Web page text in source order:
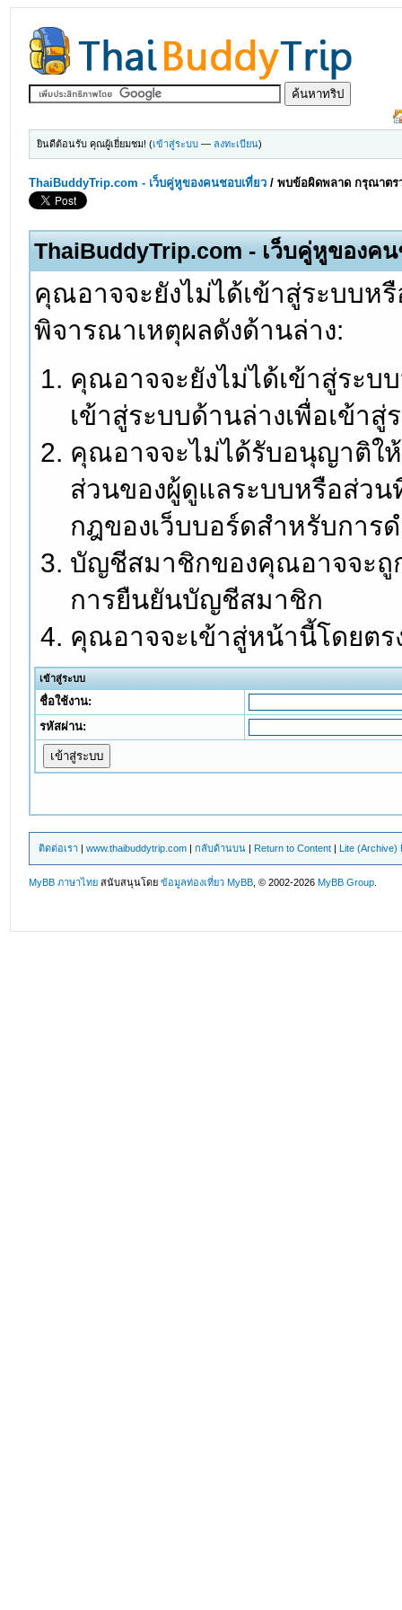
ยินดีต้อนรับ คุณผู้เยี่ยมชม! (เข้าสู่ระบบ — ลงทะเบียน)
ThaiBuddyTrip.com - เว็บคู่หูของคนชอบเที่ยว /พบข้อผิดพลาด กรุณาตร
ThaiBuddyTrip.com - เว็บคู่หูของค
คุณอาจจะยังไม่ได้เข้าสู่ระบบ
พิจารณาเหตุผลดังด้านล่าง:
คุณอาจจะยังไม่ได้เข้าสู่ระบ
เข้าสู่ระบบด้านล่างเพื่อเข้า
คุณอาจจะไม่ได้รับอนุญาติใ
ส่วนของผู้ดูแลระบบหรือส่ว
กฎของเว็บบอร์ดสำหรับการ
บัญชีสมาชิกของคุณอาจจะถู
การยืนยันบัญชีสมาชิก
คุณอาจจะเข้าสู่หน้านี้โดยต
เข้าสู่ระบบ
ชื่อใช้งาน:
รหัสผ่าน:
ติดต่อเรา |www.thaibuddytrip.com |กลับด้านบน | Return to Content | Lite (Archive)
MyBB ภาษาไทย สนับสนุนโดยข้อมูลท่องเที่ยว MyBB , © 2002-2026MyBB Group